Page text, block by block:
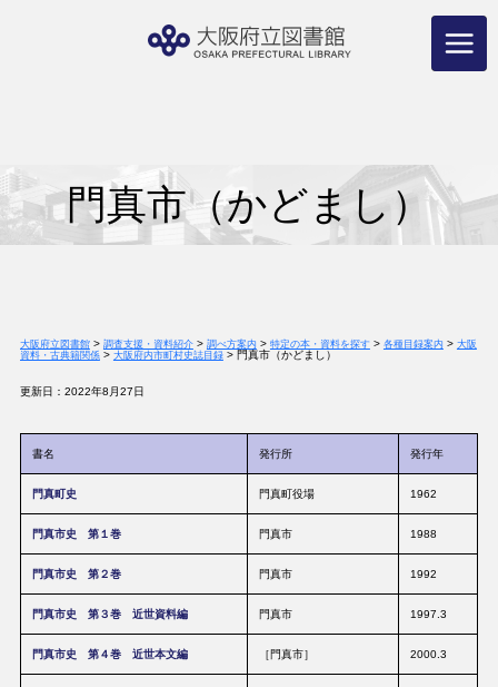
門真市（かどまし）
大阪府立図書館> 調査支援・資料紹介> 調べ方案内 > 特定の本・資料を探す> 各種目録案内 > 大阪
資料・古典籍関係> 大阪府内市町村史誌目録> 門真市（かどまし）
更新日：2022年8月27日
書名 発行所 発行年
門真町史 門真町役場 1962
門真市史 第１巻 門真市 1988
門真市史 第２巻 門真市 1992
門真市史 第３巻 近世資料編 門真市 1997.3
門真市史 第４巻 近世本文編 ［門真市］ 2000.3